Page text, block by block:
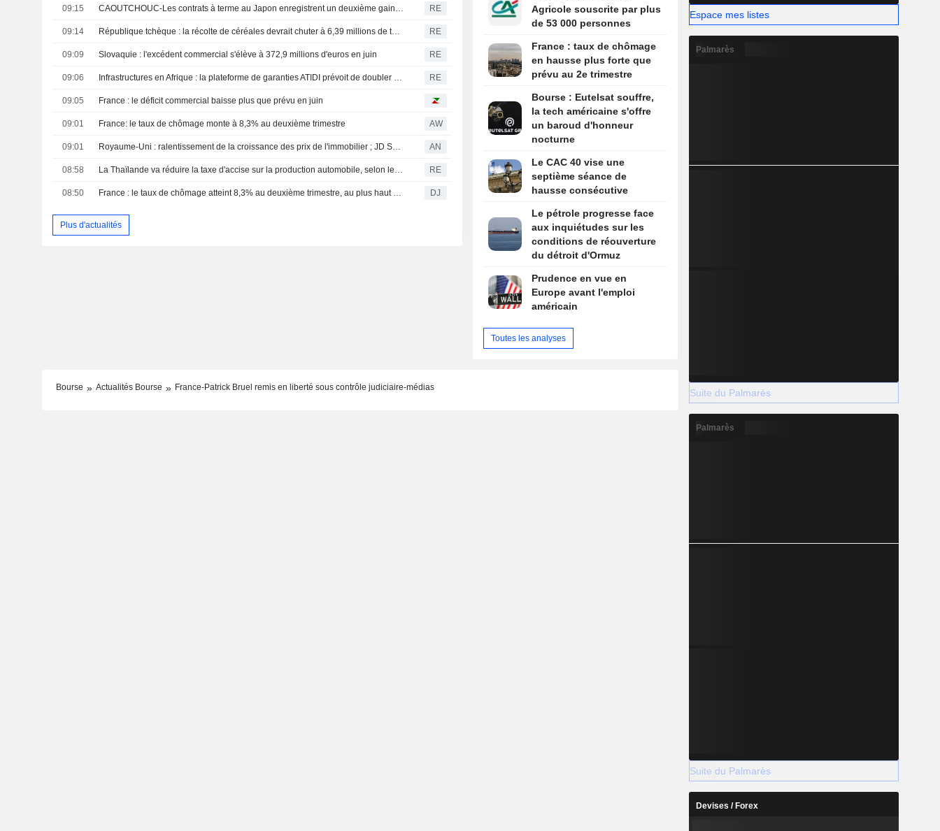
09:15 CAOUTCHOUC-Les contrats à terme au Japon enregistrent un deuxième gain hebdomadaire sur fond de rallye pétrolier RE
09:14 République tchèque : la récolte de céréales devrait chuter à 6,39 millions de tonnes en 2026, selon l'office des statistiques RE
09:09 Slovaquie : l'excédent commercial s'élève à 372,9 millions d'euros en juin RE
09:06 Infrastructures en Afrique : la plateforme de garanties ATIDI prévoit de doubler son capital, selon son DG RE
09:05 France : le déficit commercial baisse plus que prévu en juin
09:01 France: le taux de chômage monte à 8,3% au deuxième trimestre AW
09:01 Royaume-Uni : ralentissement de la croissance des prix de l'immobilier ; JD Sports nomme son président AN
08:58 La Thaïlande va réduire la taxe d'accise sur la production automobile, selon le ministre RE
08:50 France : le taux de chômage atteint 8,3% au deuxième trimestre, au plus haut depuis le Covid DJ
Plus d'actualités
Agricole souscrite par plus
de 53 000 personnes
France : taux de chômage
en hausse plus forte que
prévu au 2e trimestre
Bourse : Eutelsat souffre,
la tech américaine s'offre
un baroud d'honneur
nocturne
Le CAC 40 vise une
septième séance de
hausse consécutive
Le pétrole progresse face
aux inquiétudes sur les
conditions de réouverture
du détroit d'Ormuz
Prudence en vue en
Europe avant l'emploi
américain
Toutes les analyses
Bourse Actualités Bourse France-Patrick Bruel remis en liberté sous contrôle judiciaire-médias
Espace mes listes
Palmarès
Suite du Palmarès
Palmarès
Suite du Palmarès
Devises / Forex